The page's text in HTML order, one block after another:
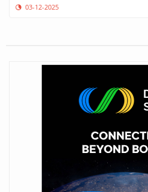
03-12-2025